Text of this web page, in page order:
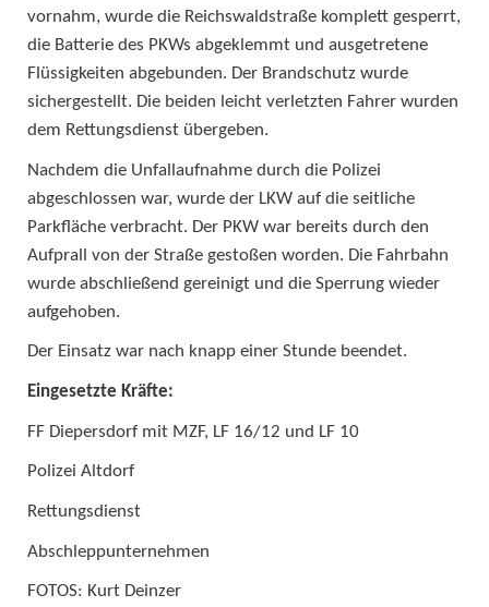
vornahm, wurde die Reichswaldstraße komplett gesperrt,
die Batterie des PKWs abgeklemmt und ausgetretene
Flüssigkeiten abgebunden. Der Brandschutz wurde
sichergestellt. Die beiden leicht verletzten Fahrer wurden
dem Rettungsdienst übergeben.
Nachdem die Unfallaufnahme durch die Polizei
abgeschlossen war, wurde der LKW auf die seitliche
Parkfläche verbracht. Der PKW war bereits durch den
Aufprall von der Straße gestoßen worden. Die Fahrbahn
wurde abschließend gereinigt und die Sperrung wieder
aufgehoben.
Der Einsatz war nach knapp einer Stunde beendet.
Eingesetzte Kräfte:
FF Diepersdorf mit MZF, LF 16/12 und LF 10
Polizei Altdorf
Rettungsdienst
Abschleppunternehmen
FOTOS: Kurt Deinzer